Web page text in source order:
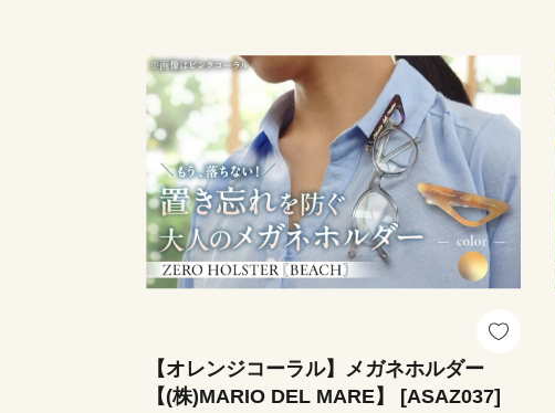
【オレンジコーラル】メガネホルダー
【(株)MARIO DEL MARE】 [ASAZ037]